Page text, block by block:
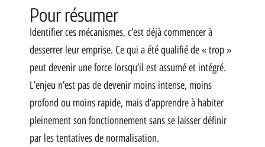
Pour résumer
Identifier ces mécanismes, c’est déjà commencer à
desserrer leur emprise. Ce qui a été qualifié de « trop »
peut devenir une force lorsqu’il est assumé et intégré.
L’enjeu n’est pas de devenir moins intense, moins
profond ou moins rapide, mais d’apprendre à habiter
pleinement son fonctionnement sans se laisser définir
par les tentatives de normalisation.